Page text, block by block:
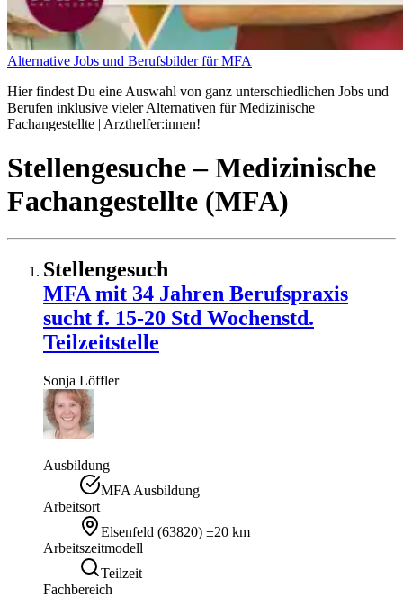
Alternative Jobs und Berufsbilder für MFA
Hier findest Du eine Auswahl von ganz unterschiedlichen Jobs und
Berufen inklusive vieler Alternativen für Medizinische
Fachangestellte | Arzthelfer:innen!
Stellengesuche– Medizinische
Fachangestellte (MFA)
Stellengesuch
MFA mit 34 Jahren Berufspraxis
sucht f. 15-20 Std Wochenstd.
Teilzeitstelle
Sonja Löffler
Ausbildung
MFA Ausbildung
Arbeitsort
Elsenfeld (63820) ±20 km
Arbeitszeitmodell
Teilzeit
Fachbereich